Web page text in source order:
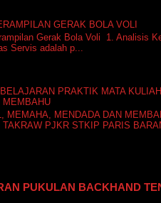
GERAK BOLA VOLI
Gerak Bola Voli 1. Analisis
Servis adalah p...
PRAKTIK MATA
MEMBAHU
MEMAHA, MENDADA DAN
PJKR STKIP PARIS
PUKULAN BACKHAND